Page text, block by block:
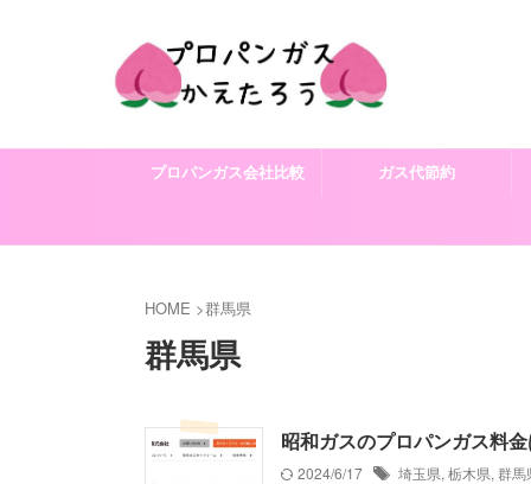
プロパンガス会社比較 ガス代節約
HOME >群馬県
群馬県
昭和ガスのプロパンガス料
2024/6/17
埼玉県, 栃木県, 群馬